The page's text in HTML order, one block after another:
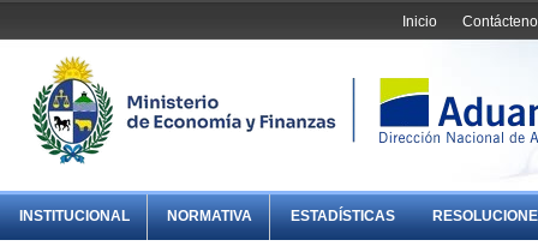
Inicio
INSTITUCIONAL NORMATIVA ESTADÍSTICAS